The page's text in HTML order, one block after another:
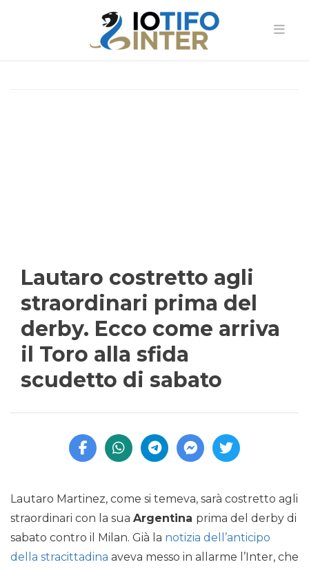
Lautaro costretto agli
straordinari prima del
derby. Ecco come arriva
il Toro alla sfida
scudetto di sabato
Lautaro Martinez, come si temeva, sarà costretto agli
straordinari con la sua Argentina prima del derby di
sabato contro il Milan. Già la notizia dell’anticipo
della stracittadina aveva messo in allarme l’Inter, che